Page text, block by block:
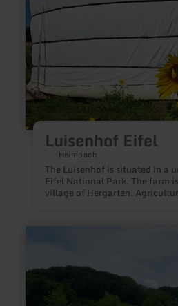
Luisenhof Eifel
Heimbach
The Luisenhof is situated in a
Eifel National Park. The farm
village of Hergarten.
Freibad
Waxweiler